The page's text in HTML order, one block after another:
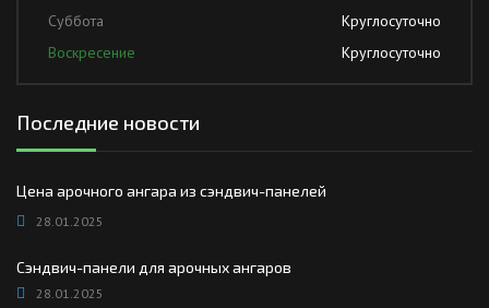
Суббота
Круглосуточно
Воскресение
Круглосуточно
Последние новости
Цена арочного ангара из сэндвич-панелей
28.01.2025
Сэндвич-панели для арочных ангаров
28.01.2025